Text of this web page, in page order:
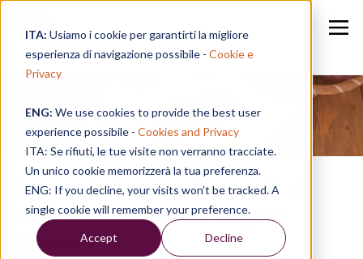
ITA: Usiamo i cookie per garantirti la migliore
esperienza di navigazione possibile - Cookie e
Privacy
ENG: We use cookies to provide the best user
experience possibile - Cookies and Privacy
ITA: Se rifiuti, le tue visite non verranno tracciate.
Un unico cookie memorizzerà la tua preferenza.
ENG: If you decline, your visits won’t be tracked. A
single cookie will remember your preference.
Accept Decline
Speak in a Week
I prossimi appuntamenti di
Speak: Hotel Sant'Angelo
(Tivoli)